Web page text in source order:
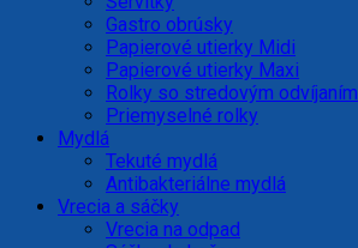
Gastro obrúsky
Papierové utierky Midi
Papierové utierky Maxi
Rolky so stredovým odvíjaním
Priemyselné rolky
Mydlá
Tekuté mydlá
Antibakteriálne mydlá
Vrecia a sáčky
Vrecia na odpad